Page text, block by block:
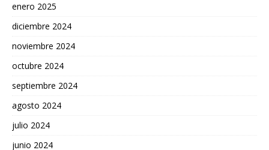
enero 2025
diciembre 2024
noviembre 2024
octubre 2024
septiembre 2024
agosto 2024
julio 2024
junio 2024